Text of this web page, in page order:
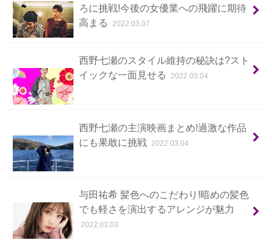
ろに挑戦!今後の女優業への飛躍に期待
高まる
2022.03.07
西野七瀬のスタイル維持の秘訣は?スト
イックな一面見せる
2022.03.04
西野七瀬の主演映画まとめ!過激な作品
にも果敢に挑戦
2022.03.04
与田祐希 髪色へのこだわり!暗めの髪色
でも軽さを演出するアレンジが魅力
2022.03.03